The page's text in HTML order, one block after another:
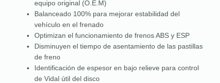
equipo original (O.E.M)
Balanceado 100% para mejorar estabilidad del
vehículo en el frenado
Optimizan el funcionamiento de frenos ABS y ESP
Disminuyen el tiempo de asentamiento de las pastillas
de freno
Identificación de espesor en bajo relieve para control
de Vidal útil del disco